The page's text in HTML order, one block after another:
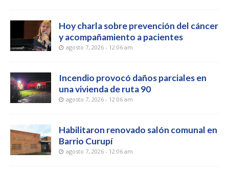
Hoy charla sobre prevención del cáncer
y acompañamiento a pacientes
agosto 7, 2026 - 12:06 am
Incendio provocó daños parciales en
una vivienda de ruta 90
agosto 7, 2026 - 12:06 am
Habilitaron renovado salón comunal en
Barrio Curupí
agosto 7, 2026 - 12:06 am